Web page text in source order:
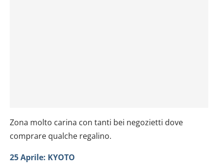
Zona molto carina con tanti bei negozietti dove
comprare qualche regalino.
25 Aprile: KYOTO